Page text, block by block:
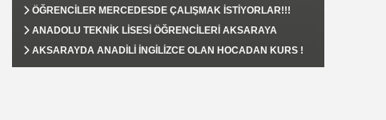
AKSARAY'DA YAPILACAK !
ÖĞRENCİLER MERCEDESDE ÇALIŞMAK İSTİYORLAR!!!
ANADOLU TEKNİK LİSESİ ÖĞRENCİLERİ AKSARAYA
FAYDALI OLMAK İSTİYORLAR.!!!
AKSARAYDA ANADİLİ İNGİLİZCE OLAN HOCADAN KURS !